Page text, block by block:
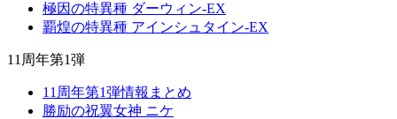
極因の特異種 ダーウィン-EX
覇煌の特異種 アインシュタイン-EX
11周年第1弾
11周年第1弾情報まとめ
勝励の祝翼女神 ニケ